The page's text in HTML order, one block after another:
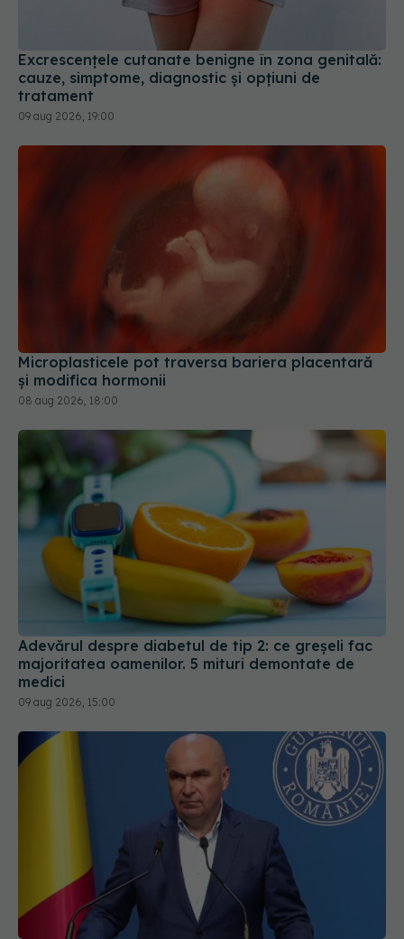
Excrescențele cutanate benigne în zona genitală:
cauze, simptome, diagnostic și opțiuni de
tratament
09 aug 2026, 19:00
Microplasticele pot traversa bariera placentară
și modifica hormonii
08 aug 2026, 18:00
Adevărul despre diabetul de tip 2: ce greșeli fac
majoritatea oamenilor. 5 mituri demontate de
medici
09 aug 2026, 15:00